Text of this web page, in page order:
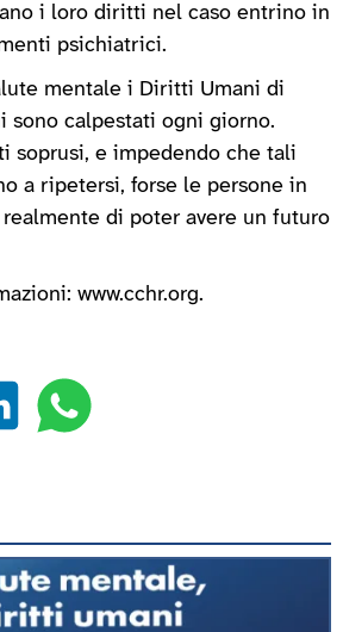
i loro diritti nel caso entrino in
psichiatrici.
mentale i Diritti Umani di
sono calpestati ogni giorno.
soprusi, e impedendo che tali
a ripetersi, forse le persone in
di poter avere un futuro
www.cchr.org.